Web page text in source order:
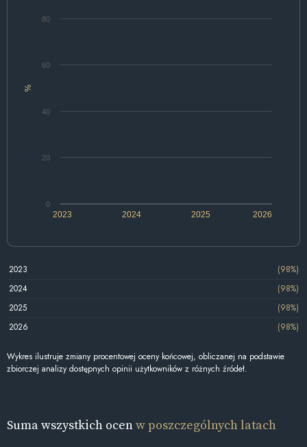
%
2024 2026
2023 2025
0
20
40
60
80
2023
(98%)
2024
(98%)
2025
(98%)
2026
(98%)
Wykres ilustruje zmiany procentowej oceny końcowej, obliczanej na podstawie
zbiorczej analizy dostępnych opinii użytkowników z różnych źródeł.
Suma wszystkich ocenw poszczególnych latach